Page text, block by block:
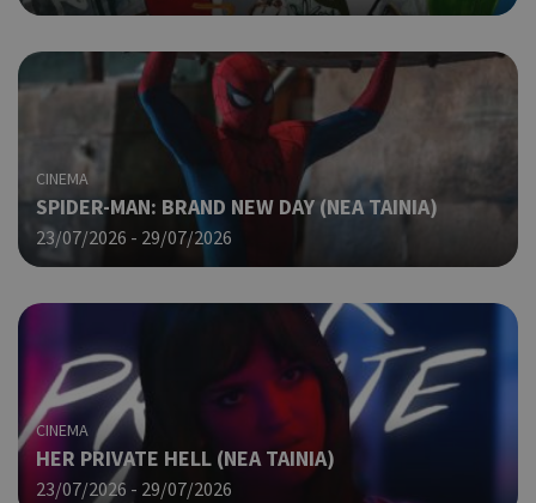
CINEMA
SPIDER-MAN: BRAND NEW DAY (ΝΕΑ ΤΑΙΝΙΑ)
23/07/2026 - 29/07/2026
CINEMA
HER PRIVATE HELL (ΝΕΑ ΤΑΙΝΙΑ)
23/07/2026 - 29/07/2026